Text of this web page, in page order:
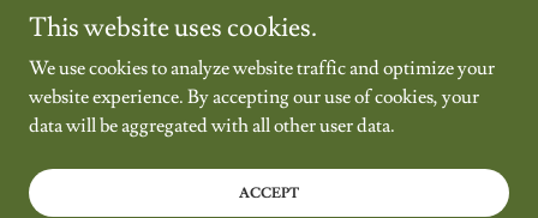
A Nutty Gardener
(1) 631 977 1770
Copyright © 2025 A Nutty Gardener - All Rights Reserved.
This website uses cookies.
We use cookies to analyze website traffic and optimize your
website experience. By accepting our use of cookies, your
data will be aggregated with all other user data.
ACCEPT